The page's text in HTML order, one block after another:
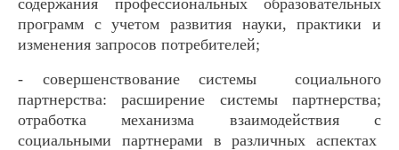
программ с учетом развития науки, практики и
изменения запросов потребителей;
- совершенствование системы социального
партнерства: расширение системы партнерства;
отработка механизма взаимодействия с
социальными партнерами в различных аспектах